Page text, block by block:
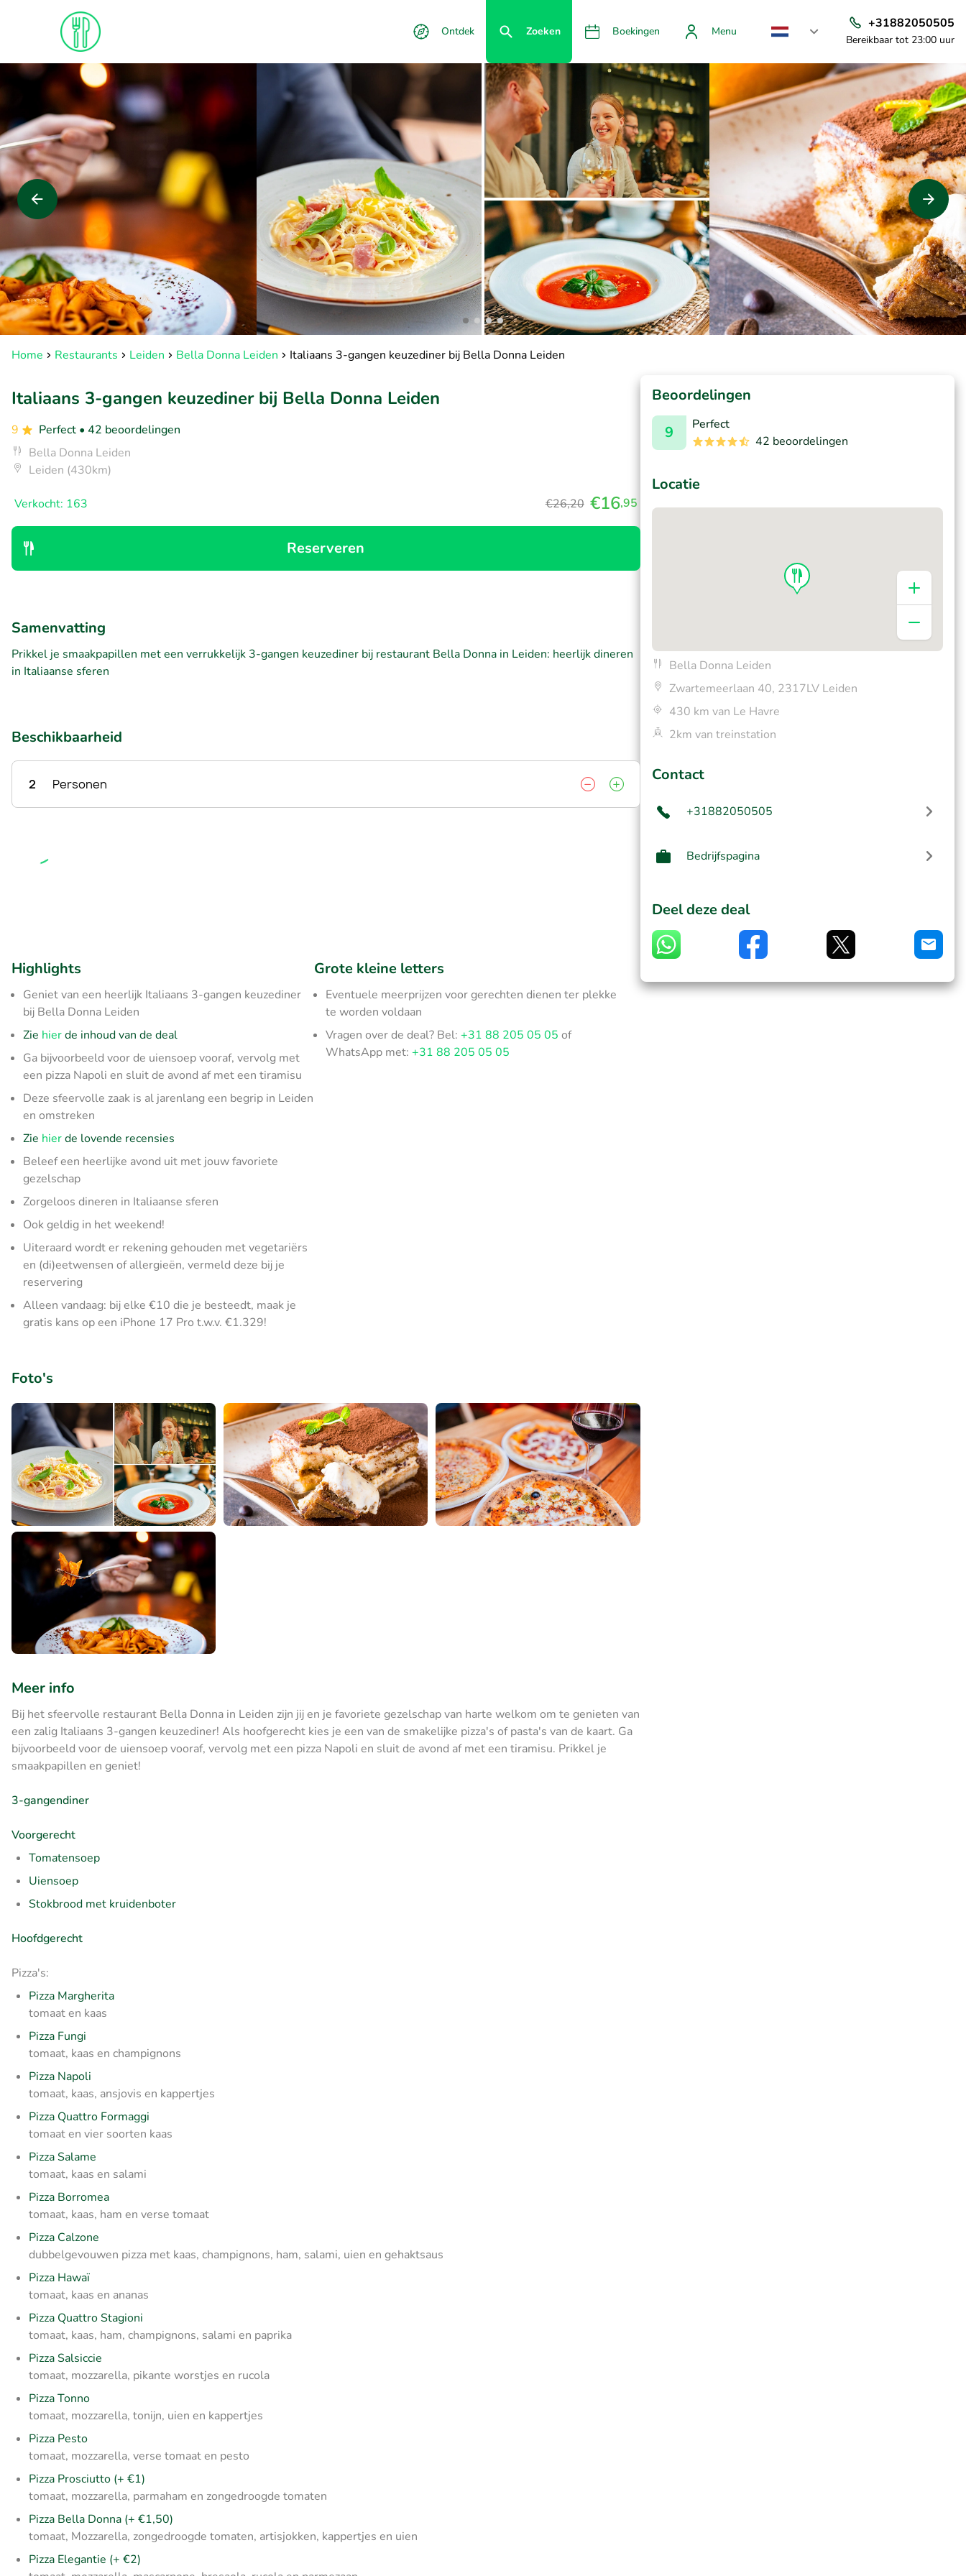
Ontdek Zoeken Boekingen Menu
+31882050505
Bereikbaar tot 23:00 uur
Home Restaurants Leiden Bella Donna Leiden Italiaans 3-gangen keuzediner bij Bella Donna Leiden
Italiaans 3-gangen keuzediner bij Bella Donna Leiden
9 Perfect • 42 beoordelingen
Bella Donna Leiden
Leiden (430km)
Verkocht: 163 €26,20 €16,95
Reserveren
Samenvatting
Prikkel je smaakpapillen met een verrukkelijk 3-gangen keuzediner bij restaurant Bella Donna in Leiden: heerlijk dineren
in Italiaanse sferen
Beschikbaarheid
2 Personen
Highlights
Geniet van een heerlijk Italiaans 3-gangen keuzediner
bij Bella Donna Leiden
Zie hierde inhoud van de deal
Ga bijvoorbeeld voor de uiensoep vooraf, vervolg met
een pizza Napoli en sluit de avond af met een tiramisu
Deze sfeervolle zaak is al jarenlang een begrip in Leiden
en omstreken
Zie hierde lovende recensies
Beleef een heerlijke avond uit met jouw favoriete
gezelschap
Zorgeloos dineren in Italiaanse sferen
Ook geldig in het weekend!
Uiteraard wordt er rekening gehouden met vegetariërs
en (di)eetwensen of allergieën, vermeld deze bij je
reservering
Alleen vandaag: bij elke €10 die je besteedt, maak je
gratis kans op een iPhone 17 Pro t.w.v. €1.329!
Grote kleine letters
Eventuele meerprijzen voor gerechten dienen ter plekke
te worden voldaan
Vragen over de deal? Bel:+31 88 205 05 05 of
WhatsApp met:+31 88 205 05 05
Foto's
Meer info
Bij het sfeervolle restaurant Bella Donna in Leiden zijn jij en je favoriete gezelschap van harte welkom om te genieten van
een zalig Italiaans 3-gangen keuzediner! Als hoofgerecht kies je een van de smakelijke pizza's of pasta's van de kaart. Ga
bijvoorbeeld voor de uiensoep vooraf, vervolg met een pizza Napoli en sluit de avond af met een tiramisu. Prikkel je
smaakpapillen en geniet!
3-gangendiner
Voorgerecht
Tomatensoep
Uiensoep
Stokbrood met kruidenboter
Hoofdgerecht
Pizza's:
Pizza Margherita
tomaat en kaas
Pizza Fungi
tomaat, kaas en champignons
Pizza Napoli
tomaat, kaas, ansjovis en kappertjes
Pizza Quattro Formaggi
tomaat en vier soorten kaas
Pizza Salame
tomaat, kaas en salami
Pizza Borromea
tomaat, kaas, ham en verse tomaat
Pizza Calzone
dubbelgevouwen pizza met kaas, champignons, ham, salami, uien en gehaktsaus
Pizza Hawaï
tomaat, kaas en ananas
Pizza Quattro Stagioni
tomaat, kaas, ham, champignons, salami en paprika
Pizza Salsiccie
tomaat, mozzarella, pikante worstjes en rucola
Pizza Tonno
tomaat, mozzarella, tonijn, uien en kappertjes
Pizza Pesto
tomaat, mozzarella, verse tomaat en pesto
Pizza Prosciutto (+ €1)
tomaat, mozzarella, parmaham en zongedroogde tomaten
Pizza Bella Donna (+ €1,50)
tomaat, Mozzarella, zongedroogde tomaten, artisjokken, kappertjes en uien
Pizza Elegantie (+ €2)
Beoordelingen
9
Perfect
42 beoordelingen
Locatie
Bella Donna Leiden
Zwartemeerlaan 40, 2317LV Leiden
430 km van Le Havre
2km van treinstation
Contact
+31882050505
Bedrijfspagina
Deel deze deal